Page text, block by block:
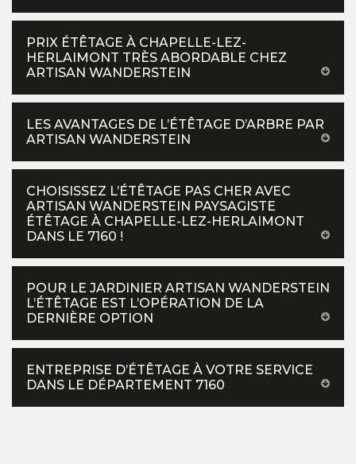
PRIX ÉTÊTAGE À CHAPELLE-LEZ-
HERLAIMONT TRÈS ABORDABLE CHEZ
ARTISAN WANDERSTEIN
LES AVANTAGES DE L’ÉTÊTAGE D’ARBRE PAR
ARTISAN WANDERSTEIN
CHOISISSEZ L’ÉTÊTAGE PAS CHER AVEC
ARTISAN WANDERSTEIN PAYSAGISTE
ÉTÊTAGE À CHAPELLE-LEZ-HERLAIMONT
DANS LE 7160 !
POUR LE JARDINIER ARTISAN WANDERSTEIN
L’ÉTÊTAGE EST L’OPÉRATION DE LA
DERNIÈRE OPTION
ENTREPRISE D’ÉTÊTAGE À VOTRE SERVICE
DANS LE DÉPARTEMENT 7160